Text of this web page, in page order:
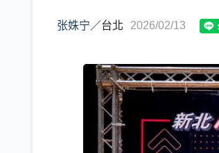
张姝宁 ／台北 2026/02/13